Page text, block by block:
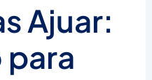
Ajuar:
para